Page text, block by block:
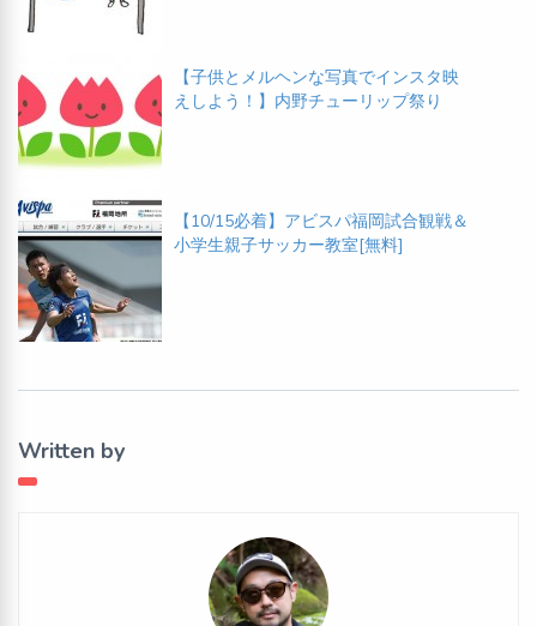
【子供とメルヘンな写真でインスタ映
えしよう！】内野チューリップ祭り
【10/15必着】アビスパ福岡試合観戦＆
小学生親子サッカー教室[無料]
Written by